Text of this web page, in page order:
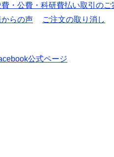
費・公費・科研費払い取引のご
らの声 ご注文の取り消し
公式ページ